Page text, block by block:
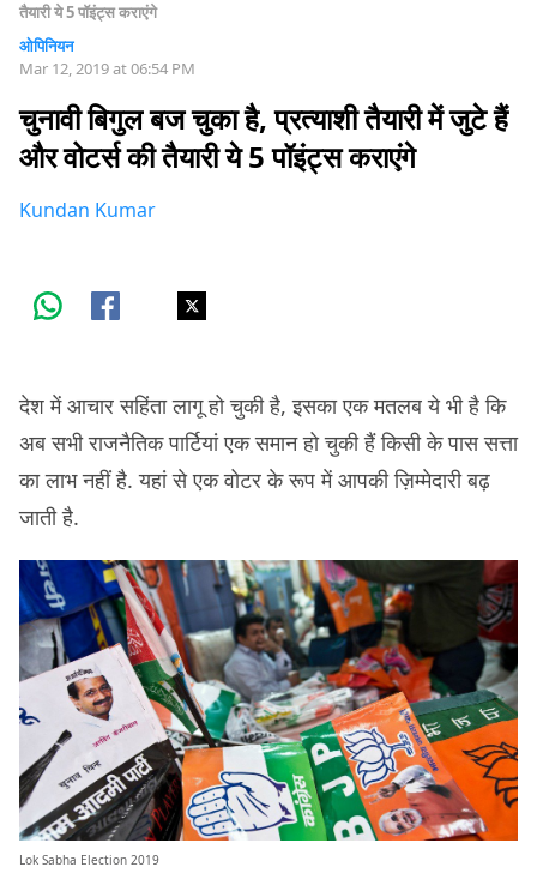
तैयारी ये 5 पॉइंट्स कराएंगे
ओपिनियन
Mar 12, 2019 at 06:54 PM
चुनावी बिगुल बज चुका है, प्रत्याशी तैयारी में जुटे हैं
और वोटर्स की तैयारी ये 5 पॉइंट्स कराएंगे
Kundan Kumar
देश में आचार सहिंता लागू हो चुकी है, इसका एक मतलब ये भी है कि
अब सभी राजनैतिक पार्टियां एक समान हो चुकी हैं किसी के पास सत्ता
का लाभ नहीं है. यहां से एक वोटर के रूप में आपकी ज़िम्मेदारी बढ़
जाती है.
Lok Sabha Election 2019